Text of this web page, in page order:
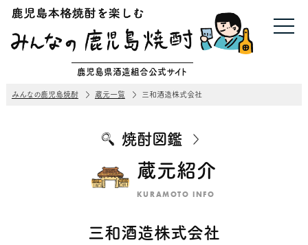
鹿児島県酒造組合公式サイト
みんなの鹿児島焼酎 蔵元一覧 三和酒造株式会社
焼酎図鑑
蔵元紹介
KURAMOTO INFO
三和酒造株式会社